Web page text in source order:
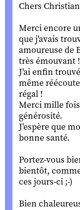
Chers
Merci encore
que j'avais
amoureuse de
très émouvant
J'ai enfin
même
régal !
Merci mille
générosité.
J'espère que
bonne santé.
Portez-vous
bientôt,
ces jours-ci ;-)
Bien